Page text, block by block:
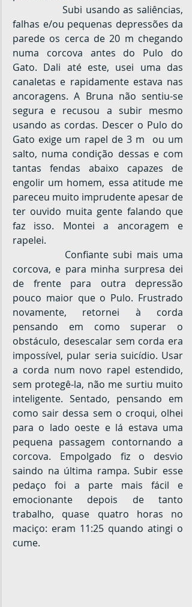
		Subi usando as saliências,
falhas e/ou pequenas depressões da
parede os cerca de 20 m chegando
numa corcova antes do Pulo do
Gato. Dali até este, usei uma das
canaletas e rapidamente estava nas
ancoragens. A Bruna não sentiu-se
segura e recusou a subir mesmo
usando as cordas. Descer o Pulo do
Gato exige um rapel de 3 m  ou um
salto, numa condição dessas e com
tantas fendas abaixo capazes de
engolir um homem, essa atitude me
pareceu muito imprudente apesar de
ter ouvido muita gente falando que
faz isso. Montei a ancoragem e
rapelei.
corcova, e para minha surpresa dei
de frente para outra depressão
pouco maior que o Pulo. Frustrado
novamente, retornei à corda
pensando em como superar o
obstáculo, desescalar sem corda era
impossível, pular seria suicídio. Usar
a corda num novo rapel estendido,
sem protegê-la, não me surtiu muito
inteligente. Sentado, pensando em
como sair dessa sem o croqui, olhei
para o lado oeste e lá estava uma
pequena passagem contornando a
corcova. Empolgado fiz o desvio
saindo na última rampa. Subir esse
pedaço foi a parte mais fácil e
emocionante depois de tanto
trabalho, quase quatro horas no
maciço: eram 11:25 quando atingi o
cume.